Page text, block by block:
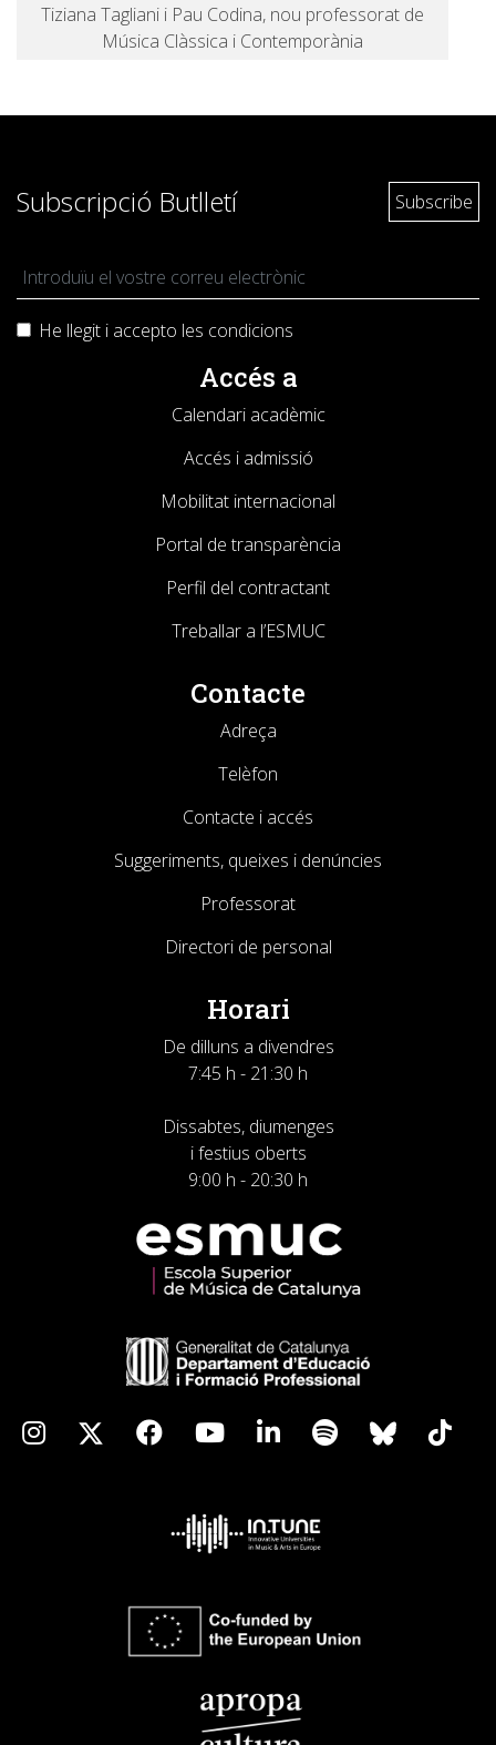
Tiziana Tagliani i Pau Codina, nou professorat de
Música Clàssica i Contemporània
Subscripció Butlletí
He llegit i accepto les condicions
Accés a
Calendari acadèmic
Accés i admissió
Mobilitat internacional
Portal de transparència
Perfil del contractant
Treballar a l’ESMUC
Contacte
Adreça
Telèfon
Contacte i accés
Suggeriments, queixes i denúncies
Professorat
Directori de personal
Horari
De dilluns a divendres
7:45 h - 21:30 h
Dissabtes, diumenges
i festius oberts
9:00 h - 20:30 h